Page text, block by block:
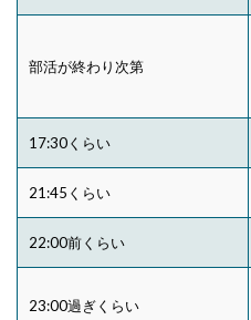
部活が終わり次第
17:30くらい
21:45くらい
22:00前くらい
23:00過ぎくらい